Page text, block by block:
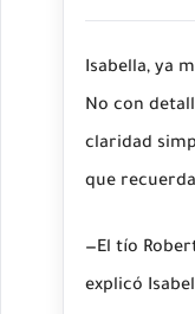
Isabella, ya
No con
claridad
que
—El tío
explicó